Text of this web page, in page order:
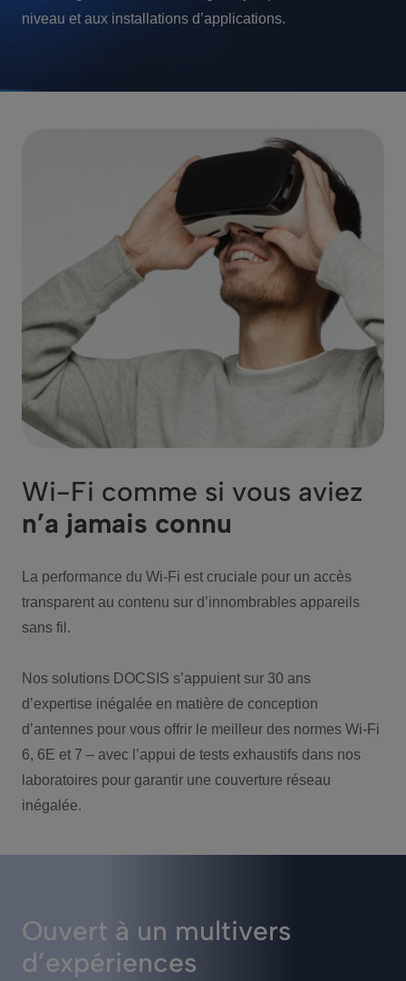
niveau et aux installations d’applications.
Wi-Fi comme si vous aviez
n’a jamais connu
La performance du Wi-Fi est cruciale pour un accès
transparent au contenu sur d’innombrables appareils
sans fil.
Nos solutions DOCSIS s’appuient sur 30 ans
d’expertise inégalée en matière de conception
d’antennes pour vous offrir le meilleur des normes Wi-Fi
6, 6E et 7 – avec l’appui de tests exhaustifs dans nos
laboratoires pour garantir une couverture réseau
inégalée.
Ouvert à un multivers
d’expériences